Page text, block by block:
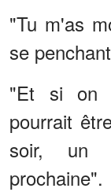
"Tu m'as
se
"Et si on
pourrait
soir, un
prochaine".